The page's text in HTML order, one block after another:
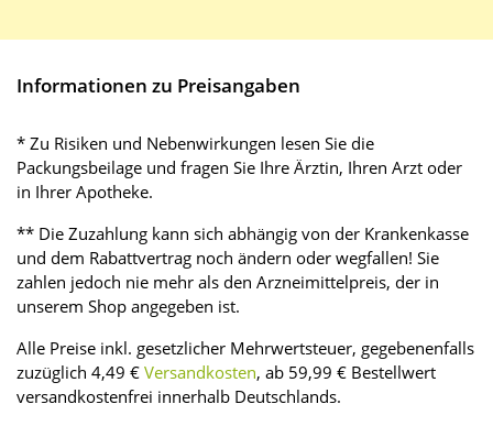
Informationen zu Preisangaben
* Zu Risiken und Nebenwirkungen lesen Sie die
Packungsbeilage und fragen Sie Ihre Ärztin, Ihren Arzt oder
in Ihrer Apotheke.
** Die Zuzahlung kann sich abhängig von der Krankenkasse
und dem Rabattvertrag noch ändern oder wegfallen! Sie
zahlen jedoch nie mehr als den Arzneimittelpreis, der in
unserem Shop angegeben ist.
Alle Preise inkl. gesetzlicher Mehrwertsteuer, gegebenenfalls
zuzüglich 4,49 € Versandkosten, ab 59,99 € Bestellwert
versandkostenfrei innerhalb Deutschlands.